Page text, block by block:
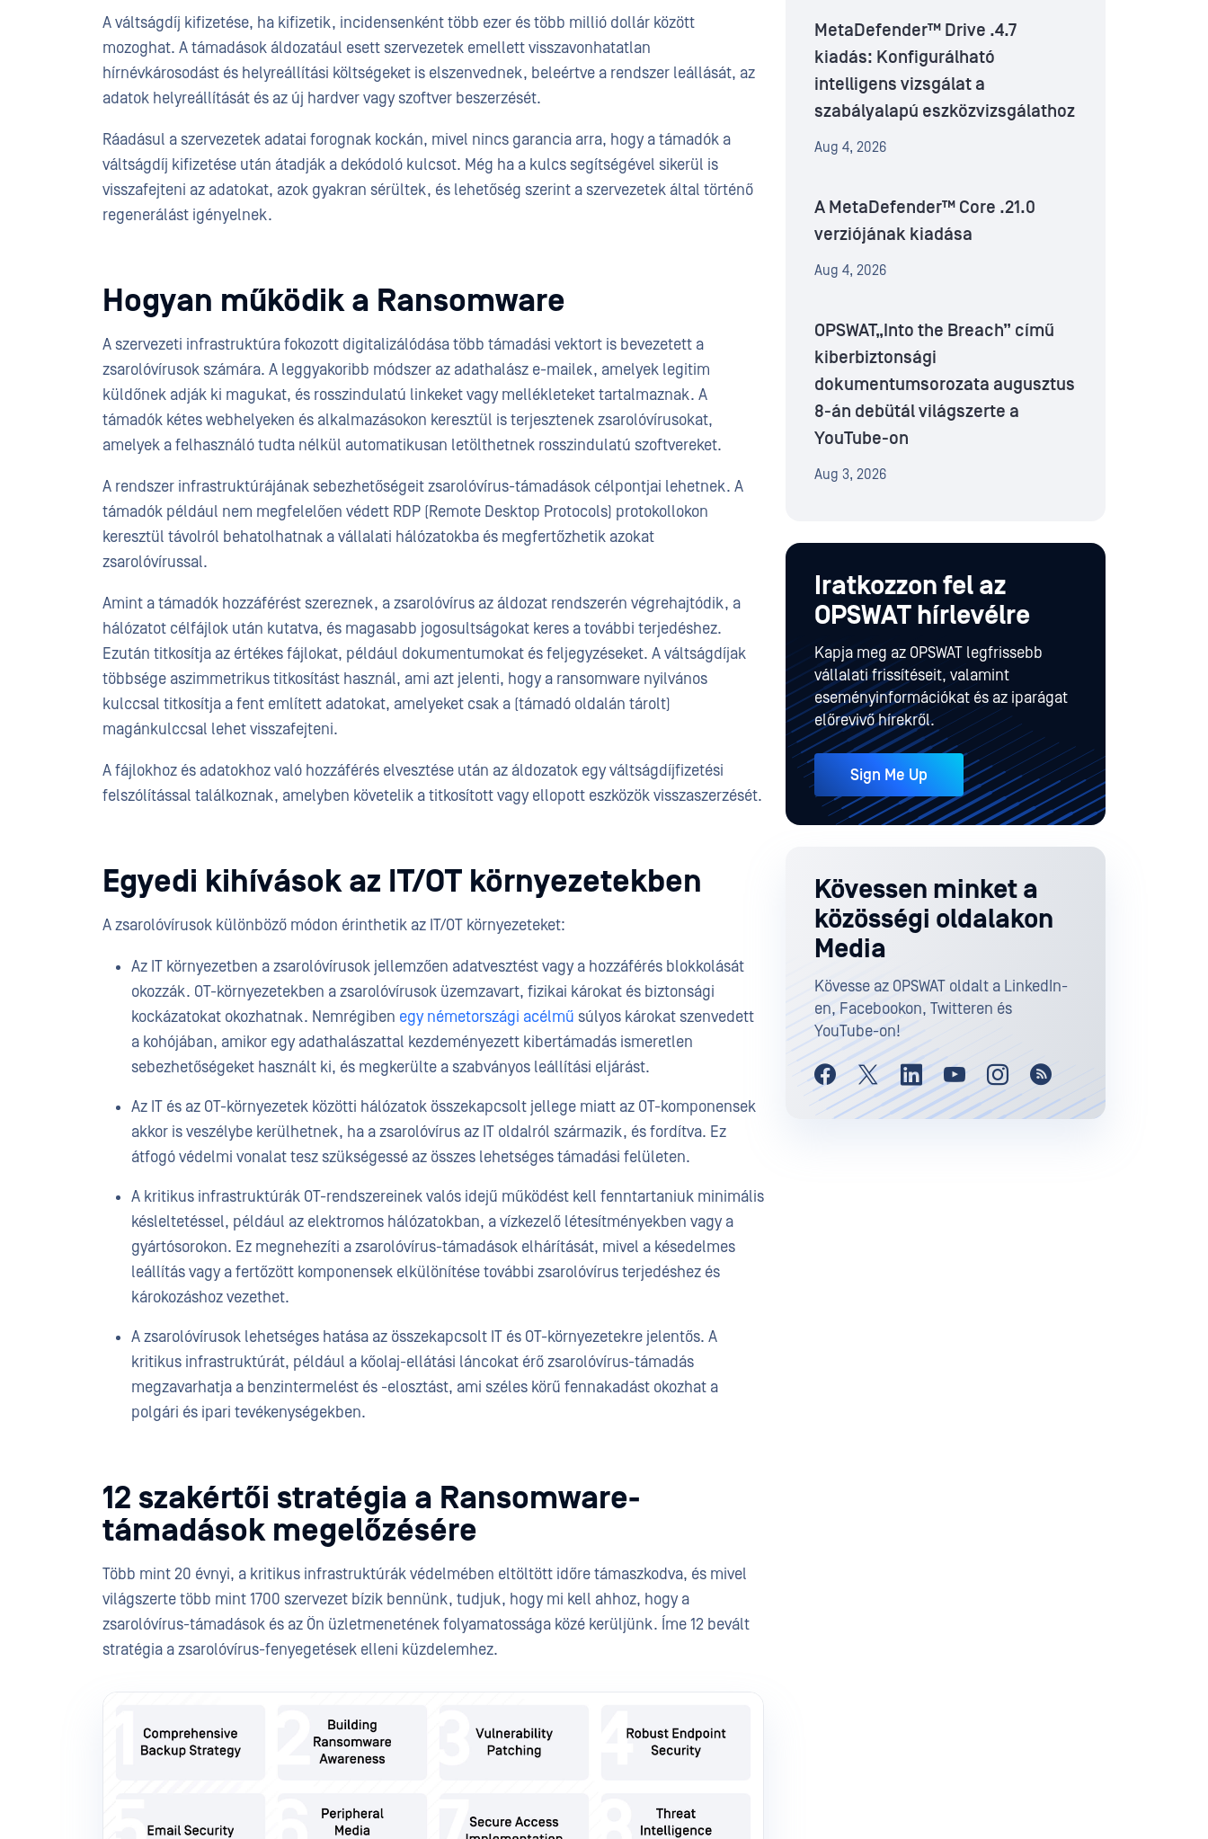
A váltságdíj kifizetése, ha kifizetik, incidensenként több ezer és több millió dollár között
mozoghat. A támadások áldozatául esett szervezetek emellett visszavonhatatlan
hírnévkárosodást és helyreállítási költségeket is elszenvednek, beleértve a rendszer leállását, az
adatok helyreállítását és az új hardver vagy szoftver beszerzését.
Ráadásul a szervezetek adatai forognak kockán, mivel nincs garancia arra, hogy a támadók a
váltságdíj kifizetése után átadják a dekódoló kulcsot. Még ha a kulcs segítségével sikerül is
visszafejteni az adatokat, azok gyakran sérültek, és lehetőség szerint a szervezetek által történő
regenerálást igényelnek.
Hogyan működik a Ransomware
A szervezeti infrastruktúra fokozott digitalizálódása több támadási vektort is bevezetett a
zsarolóvírusok számára. A leggyakoribb módszer az adathalász e-mailek, amelyek legitim
küldőnek adják ki magukat, és rosszindulatú linkeket vagy mellékleteket tartalmaznak. A
támadók kétes webhelyeken és alkalmazásokon keresztül is terjesztenek zsarolóvírusokat,
amelyek a felhasználó tudta nélkül automatikusan letölthetnek rosszindulatú szoftvereket.
A rendszer infrastruktúrájának sebezhetőségeit zsarolóvírus-támadások célpontjai lehetnek. A
támadók például nem megfelelően védett RDP (Remote Desktop Protocols) protokollokon
keresztül távolról behatolhatnak a vállalati hálózatokba és megfertőzhetik azokat
zsarolóvírussal.
Amint a támadók hozzáférést szereznek, a zsarolóvírus az áldozat rendszerén végrehajtódik, a
hálózatot célfájlok után kutatva, és magasabb jogosultságokat keres a további terjedéshez.
Ezután titkosítja az értékes fájlokat, például dokumentumokat és feljegyzéseket. A váltságdíjak
többsége aszimmetrikus titkosítást használ, ami azt jelenti, hogy a ransomware nyilvános
kulccsal titkosítja a fent említett adatokat, amelyeket csak a (támadó oldalán tárolt)
magánkulccsal lehet visszafejteni.
A fájlokhoz és adatokhoz való hozzáférés elvesztése után az áldozatok egy váltságdíjfizetési
felszólítással találkoznak, amelyben követelik a titkosított vagy ellopott eszközök visszaszerzését.
Egyedi kihívások az IT/OT környezetekben
A zsarolóvírusok különböző módon érinthetik az IT/OT környezeteket:
Az IT környezetben a zsarolóvírusok jellemzően adatvesztést vagy a hozzáférés blokkolását
okozzák. OT-környezetekben a zsarolóvírusok üzemzavart, fizikai károkat és biztonsági
kockázatokat okozhatnak. Nemrégiben egy németországi acélmű súlyos károkat szenvedett
a kohójában, amikor egy adathalászattal kezdeményezett kibertámadás ismeretlen
sebezhetőségeket használt ki, és megkerülte a szabványos leállítási eljárást.
Az IT és az OT-környezetek közötti hálózatok összekapcsolt jellege miatt az OT-komponensek
akkor is veszélybe kerülhetnek, ha a zsarolóvírus az IT oldalról származik, és fordítva. Ez
átfogó védelmi vonalat tesz szükségessé az összes lehetséges támadási felületen.
A kritikus infrastruktúrák OT-rendszereinek valós idejű működést kell fenntartaniuk minimális
késleltetéssel, például az elektromos hálózatokban, a vízkezelő létesítményekben vagy a
gyártósorokon. Ez megnehezíti a zsarolóvírus-támadások elhárítását, mivel a késedelmes
leállítás vagy a fertőzött komponensek elkülönítése további zsarolóvírus terjedéshez és
károkozáshoz vezethet.
A zsarolóvírusok lehetséges hatása az összekapcsolt IT és OT-környezetekre jelentős. A
kritikus infrastruktúrát, például a kőolaj-ellátási láncokat érő zsarolóvírus-támadás
megzavarhatja a benzintermelést és -elosztást, ami széles körű fennakadást okozhat a
polgári és ipari tevékenységekben.
12 szakértői stratégia a Ransomware-
támadások megelőzésére
Több mint 20 évnyi, a kritikus infrastruktúrák védelmében eltöltött időre támaszkodva, és mivel
világszerte több mint 1700 szervezet bízik bennünk, tudjuk, hogy mi kell ahhoz, hogy a
zsarolóvírus-támadások és az Ön üzletmenetének folyamatossága közé kerüljünk. Íme 12 bevált
stratégia a zsarolóvírus-fenyegetések elleni küzdelemhez.
MetaDefender™ Drive .4.7
kiadás: Konfigurálható
intelligens vizsgálat a
szabályalapú eszközvizsgálathoz
Aug 4, 2026
A MetaDefender™ Core .21.0
verziójának kiadása
Aug 4, 2026
OPSWAT„Into the Breach” című
kiberbiztonsági
dokumentumsorozata augusztus
8-án debütál világszerte a
YouTube-on
Aug 3, 2026
Iratkozzon fel az
OPSWAT hírlevélre
Kapja meg az OPSWAT legfrissebb
vállalati frissítéseit, valamint
eseményinformációkat és az iparágat
előrevivő hírekről.
Sign Me Up
Kövessen minket a
közösségi oldalakon
Media
Kövesse az OPSWAT oldalt a LinkedIn-
en, Facebookon, Twitteren és
YouTube-on!